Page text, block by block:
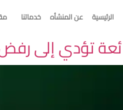
الرئيسية عن المنشأه خدماتنا
تؤدي إلى رفض